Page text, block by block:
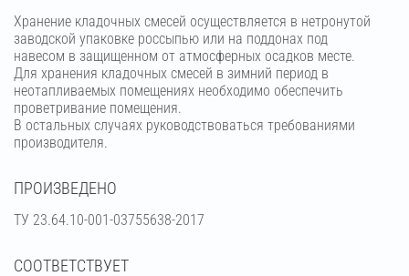
Хранение кладочных смесей осуществляется в нетронутой
заводской упаковке россыпью или на поддонах под
навесом в защищенном от атмосферных осадков месте.
Для хранения кладочных смесей в зимний период в
неотапливаемых помещениях необходимо обеспечить
проветривание помещения.
В остальных случаях руководствоваться требованиями
производителя.
ПРОИЗВЕДЕНО
ТУ 23.64.10-001-03755638-2017
СООТВЕТСТВУЕТ